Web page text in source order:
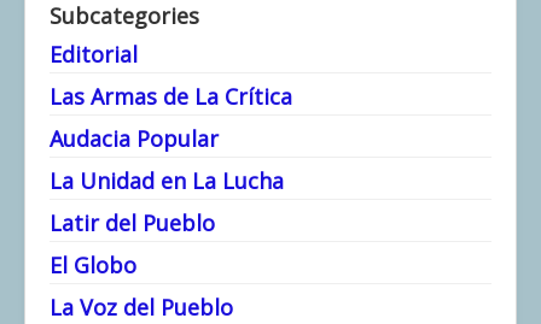
Subcategories
Editorial
Las Armas de La Crítica
Audacia Popular
La Unidad en La Lucha
Latir del Pueblo
El Globo
La Voz del Pueblo